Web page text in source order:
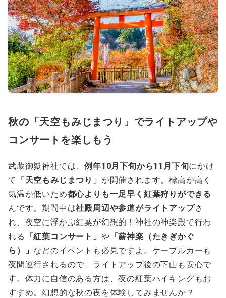
秋の「天空もみじまつり」でライトアップや
コンサートを楽しもう
武蔵御嶽神社では、例年10月下旬から11月下旬にかけ
て
「天空もみじまつり」 が開催されます。標高が高く
気温が低いため都心よりも一足早く紅葉狩りができる
んです。期間中は社殿周辺や参道がライトアップさ
れ、夜空に浮かぶ紅葉が幻想的！神社の神楽殿で行わ
れる
「紅葉コンサート」 や 「薪神楽（たきぎかぐ
ら）」 などのイベントも必見ですよ。ケーブルカーも
夜間運行されるので、ライトアップ後の下山も安心で
す。体力に自信のある方は、夜の紅葉ハイキングもお
すすめ。幻想的な秋の夜を体験してみませんか？